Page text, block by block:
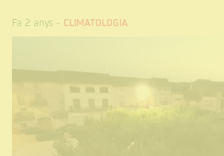
Fa 2 anys - CLIMATOLOGIA